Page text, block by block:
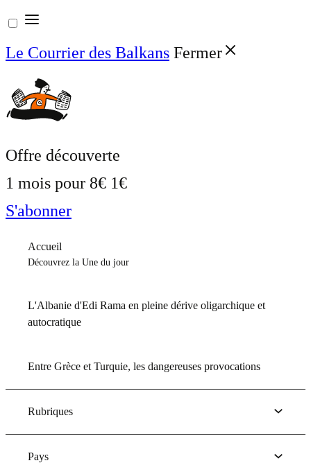
Aller
au
contenu
Le Courrier des Balkans Fermer
Offre découverte
1 mois pour 8€ 1€
S'abonner
Accueil
Découvrez la Une du jour
L'Albanie d'Edi Rama en pleine dérive oligarchique et
autocratique
Entre Grèce et Turquie, les dangereuses provocations
Rubriques
Pays